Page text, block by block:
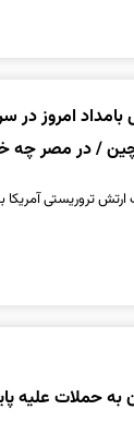
امروز در
/ در مصر چه
ارتش تروریستی
حملات علیه